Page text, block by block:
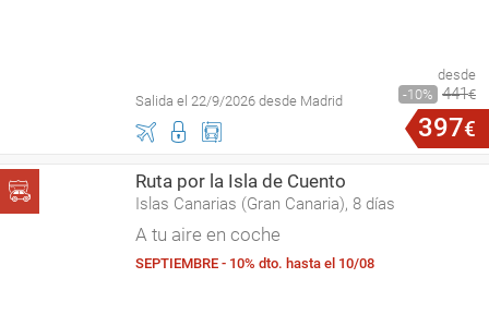
Salida el 22/9/2026 desde Madrid
desde
10
441€
397€
Ruta por la Isla de Cuento
Islas Canarias (Gran Canaria), 8 días
A tu aire en coche
SEPTIEMBRE - 10% dto. hasta el 10/08